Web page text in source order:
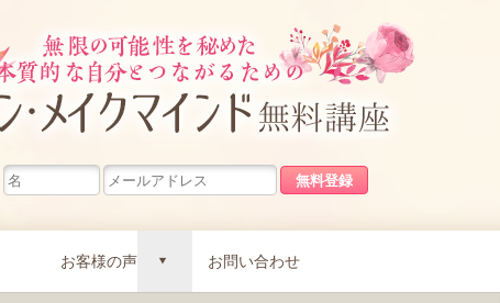
お客様の声 d お問い合わせ